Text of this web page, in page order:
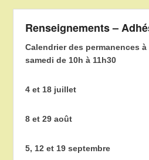
Renseignements –
Calendrier des permanences
samedi de 10h à 11h30
4 et 18 juillet
8 et 29 août
5, 12 et 19 septembre